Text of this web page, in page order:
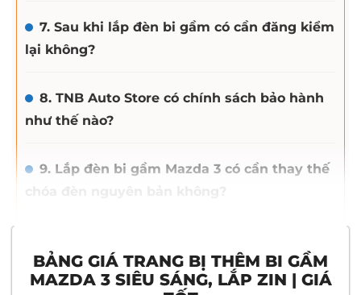
7. Sau khi lắp đèn bi gầm có cần đăng kiểm
lại không?
8. TNB Auto Store có chính sách bảo hành
như thế nào?
9. Lắp đèn bi gầm Mazda 3 có cần thay thế
BẢNG GIÁ TRANG BỊ THÊM BI GẦM
MAZDA 3 SIÊU SÁNG, LẮP ZIN | GIÁ